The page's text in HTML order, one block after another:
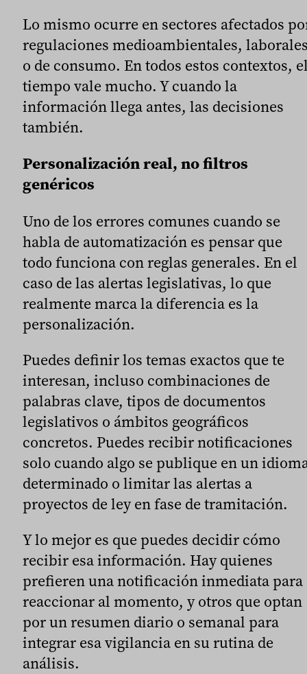
Lo mismo ocurre en sectores afectados
regulaciones medioambientales,
o de consumo. En todos estos contextos,
tiempo vale mucho. Y cuando la
información llega antes, las decisiones
también.
Personalización real, no filtros
genéricos
Uno de los errores comunes cuando se
habla de automatización es pensar que
todo funciona con reglas generales. En el
caso de las alertas legislativas, lo que
realmente marca la diferencia es la
personalización.
Puedes definir los temas exactos que te
interesan, incluso combinaciones de
palabras clave, tipos de documentos
legislativos o ámbitos geográficos
concretos. Puedes recibir notificaciones
solo cuando algo se publique en un
determinado o limitar las alertas a
proyectos de ley en fase de tramitación.
Y lo mejor es que puedes decidir cómo
recibir esa información. Hay quienes
prefieren una notificación inmediata para
reaccionar al momento, y otros que optan
por un resumen diario o semanal para
integrar esa vigilancia en su rutina de
análisis.